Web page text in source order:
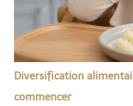
Diversification
commencer